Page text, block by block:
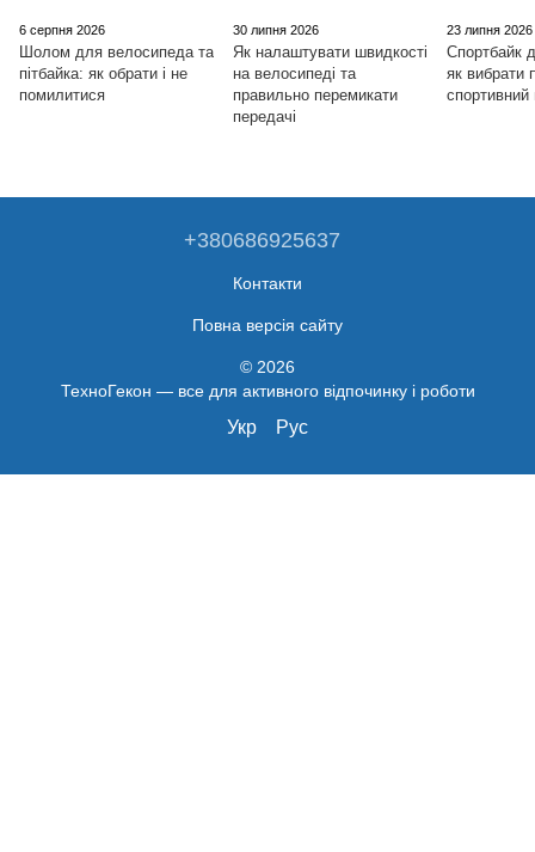
6 серпня 2026
Шолом для велосипеда та
пітбайка: як обрати і не
помилитися
30 липня 2026
Як налаштувати швидкості
на велосипеді та
правильно перемикати
передачі
23 липня 2026
Спортбайк
як вибрати
+380686925637
Контакти
Повна версія сайту
© 2026
ТехноГекон — все для активного відпочинку і роботи
Укр Рус